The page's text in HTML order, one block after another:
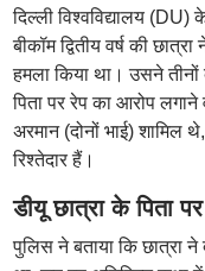
दिल्ली विश्वविद्यालय (DU)
बीकॉम द्वितीय वर्ष की
हमला किया था। उसने तीनों
पिता पर रेप का आरोप
अरमान (दोनों भाई) शामिल
रिश्तेदार हैं।
डीयू छात्रा के पिता
पुलिस ने बताया कि छात्रा